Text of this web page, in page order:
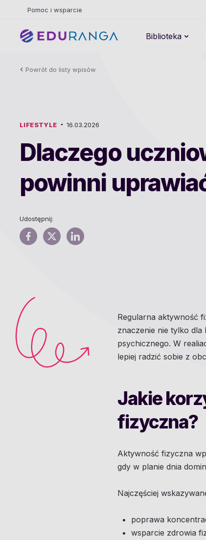
Pomoc i wsparcie
Biblioteka
Powrót do listy wpisów
LIFESTYLE 16.03.2026
Dlaczego
powinni
Udostępnij:
Regularna aktywność
znaczenie nie tylko
psychicznego. W
lepiej radzić sobie z
Jakie
fizyczna?
Aktywność fizyczna
gdy w planie dnia
Najczęściej
poprawa
wsparcie zdrowia